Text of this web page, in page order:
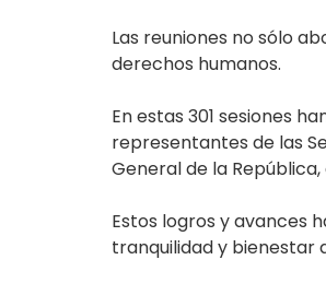
Las reuniones no sólo
derechos humanos.
En estas 301 sesiones
representantes de las
General de la
Estos logros y avances
tranquilidad y bienestar